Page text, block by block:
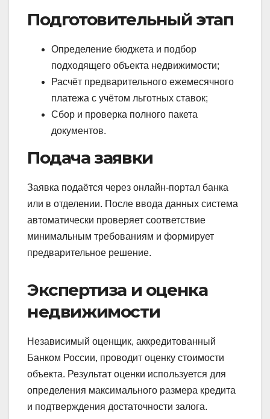
Подготовительный этап
Определение бюджета и подбор
подходящего объекта недвижимости;
Расчёт предварительного ежемесячного
платежа с учётом льготных ставок;
Сбор и проверка полного пакета
документов.
Подача заявки
Заявка подаётся через онлайн‑портал банка
или в отделении. После ввода данных система
автоматически проверяет соответствие
минимальным требованиям и формирует
предварительное решение.
Экспертиза и оценка
недвижимости
Независимый оценщик, аккредитованный
Банком России, проводит оценку стоимости
объекта. Результат оценки используется для
определения максимального размера кредита
и подтверждения достаточности залога.